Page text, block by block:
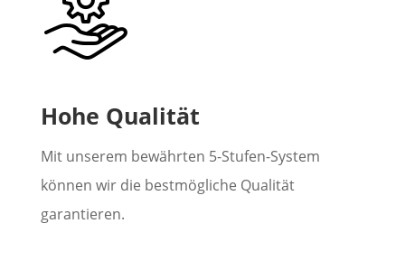
Hohe Qualität
Mit unserem bewährten 5-Stufen-System
können wir die bestmögliche Qualität
garantieren.